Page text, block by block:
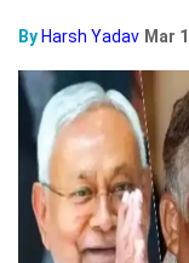
By Harsh Yadav Mar